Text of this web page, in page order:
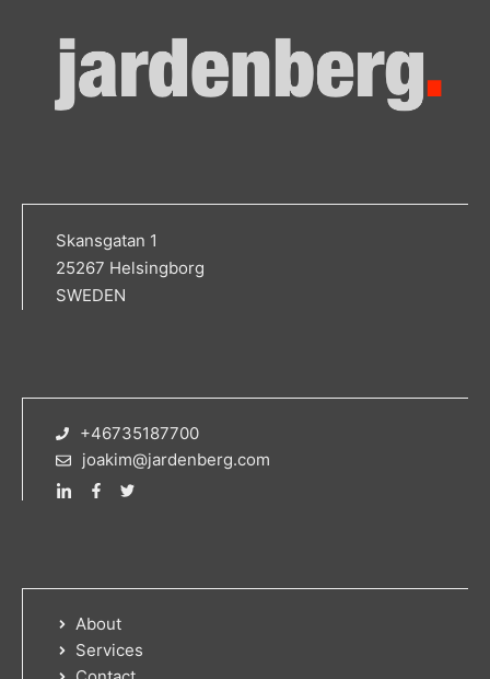
Skansgatan 1
25267 Helsingborg
SWEDEN
+46735187700
joakim@jardenberg.com
About
Services